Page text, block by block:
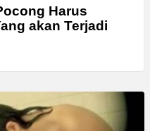
Harus
akan Terjadi